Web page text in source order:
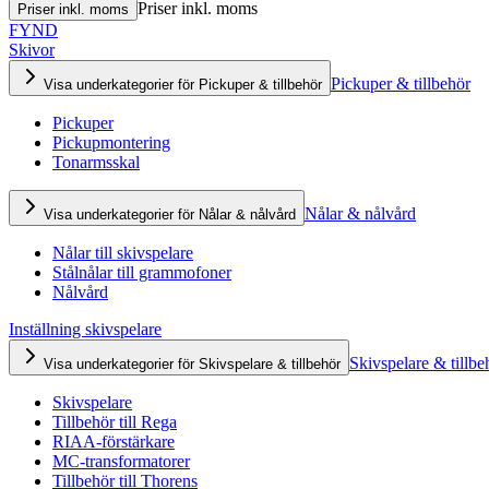
Priser inkl. moms Priser inkl. moms
FYND
Skivor
Visa underkategorier för Pickuper & tillbehör Pickuper & tillbehör
Pickuper
Pickupmontering
Tonarmsskal
Visa underkategorier för Nålar & nålvård Nålar & nålvård
Nålar till skivspelare
Stålnålar till grammofoner
Nålvård
Inställning skivspelare
Visa underkategorier för Skivspelare & tillbehör Skivspelare &
Skivspelare
Tillbehör till Rega
RIAA-förstärkare
MC-transformatorer
Tillbehör till Thorens